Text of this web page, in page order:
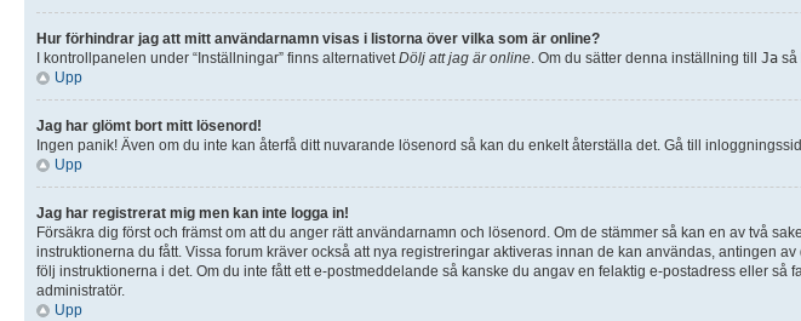
Hur förhindrar jag att mitt användarnamn visas i listorna över vilka som är online?
I kontrollpanelen under “Inställningar” finns alternativet Dölj att jag är online . Om du sätter denna inställning till Ja så
Upp
Jag har glömt bort mitt lösenord!
Ingen panik! Även om du inte kan återfå ditt nuvarande lösenord så kan du enkelt återställa det. Gå till
Upp
Jag har registrerat mig men kan inte logga in!
Försäkra dig först och främst om att du anger rätt användarnamn och lösenord. Om de stämmer så kan en av två
instruktionerna du fått. Vissa forum kräver också att nya registreringar aktiveras innan de kan användas, antingen
följ instruktionerna i det. Om du inte fått ett e-postmeddelande så kanske du angav en felaktig e-postadress eller
administratör.
Upp